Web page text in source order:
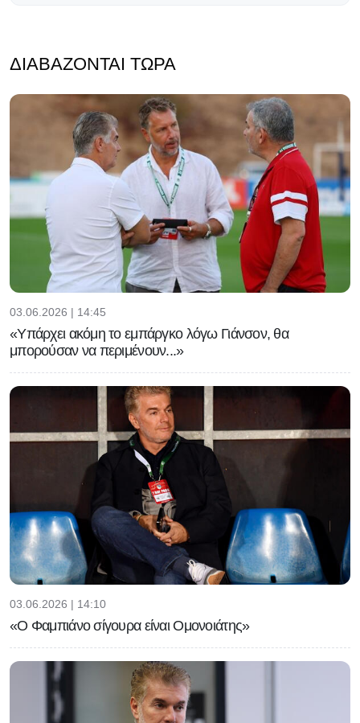
ΔΙΑΒΆΖΟΝΤΑΙ ΤΏΡΑ
03.06.2026 | 14:45
«Υπάρχει ακόμη το εμπάργκο λόγω Γιάνσον, θα
μπορούσαν να περιμένουν...»
03.06.2026 | 14:10
«Ο Φαμπιάνο σίγουρα είναι Ομονοιάτης»